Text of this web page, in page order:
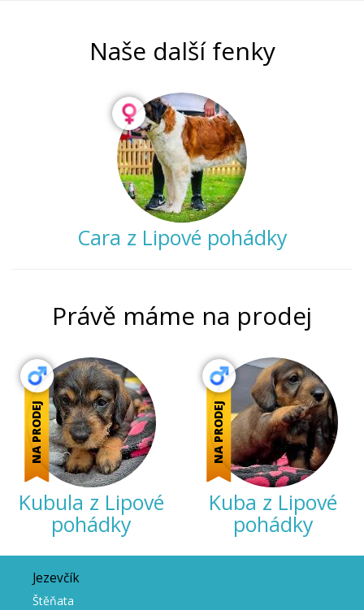
Naše další fenky
Cara z Lipové pohádky
Právě máme na prodej
NA PRODEJ
Kubula z Lipové
pohádky
NA PRODEJ
Kuba z Lipové
pohádky
Jezevčík
Štěňata